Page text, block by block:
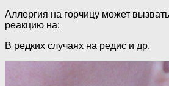
Аллергия на горчицу может
реакцию на:
В редких случаях на редис и др.